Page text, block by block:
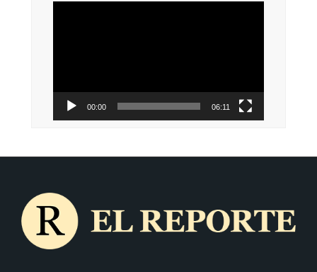
00:00 06:11